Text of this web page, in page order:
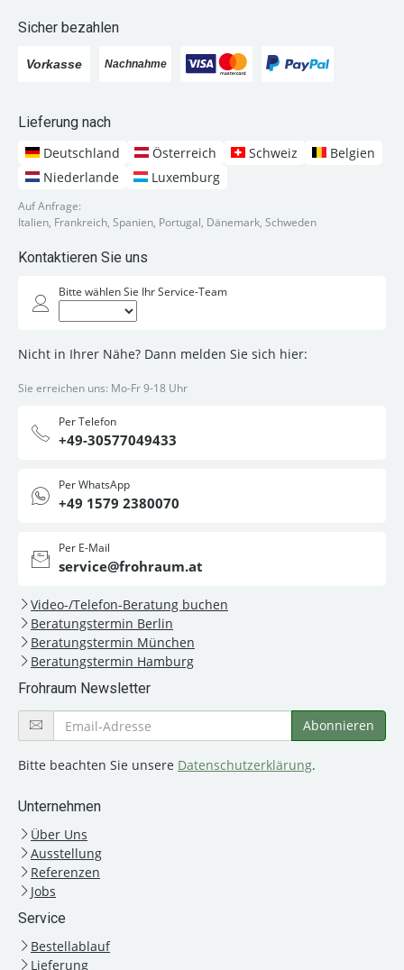
Sicher bezahlen
Lieferung nach
Deutschland
Österreich Schweiz
Belgien
Niederlande
Luxemburg
Auf Anfrage:
Italien, Frankreich, Spanien, Portugal, Dänemark, Schweden
Kontaktieren Sie uns
Bitte wählen Sie Ihr Service-Team
Nicht in Ihrer Nähe? Dann melden Sie sich hier:
Sie erreichen uns: Mo-Fr 9-18 Uhr
Per Telefon
+49-30577049433
Per WhatsApp
+49 1579 2380070
Per E-Mail
service@frohraum.at
Video-/Telefon-Beratung buchen
Beratungstermin Berlin
Beratungstermin München
Beratungstermin Hamburg
Frohraum Newsletter
Bitte beachten Sie unsere Datenschutzerklärung.
Unternehmen
Über Uns
Ausstellung
Referenzen
Jobs
Service
Bestellablauf
Lieferung